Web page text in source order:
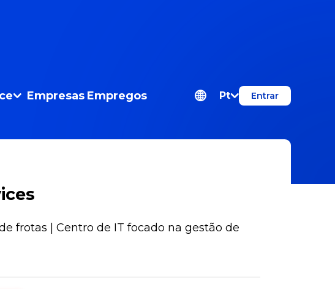
Empresas Empregos Pt Entrar
frotas | Centro de IT focado na gestão de